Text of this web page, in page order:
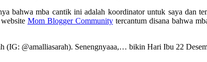
bahwa mba cantik ini adalah koordinator untuk saya dan
Mom Blogger Communitytercantum disana bahwa
(IG: @amalliasarah). Senengnyaaa,… bikin Hari Ibu 22